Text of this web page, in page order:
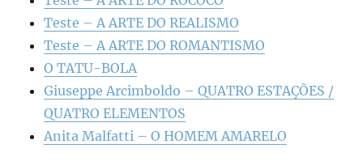
Teste – A ARTE DO REALISMO
Teste – A ARTE DO ROMANTISMO
O TATU-BOLA
Giuseppe Arcimboldo – QUATRO ESTAÇÕES /
QUATRO ELEMENTOS
Anita Malfatti – O HOMEM AMARELO